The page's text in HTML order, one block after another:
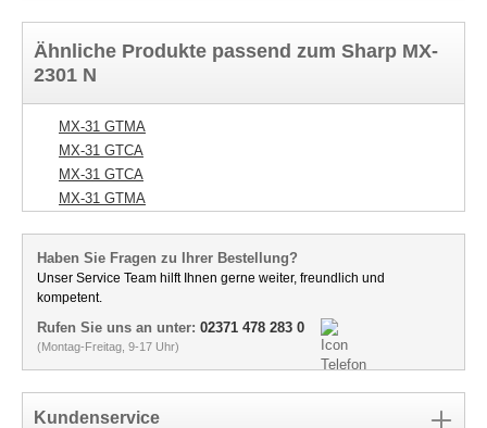
Ähnliche Produkte passend zum Sharp MX-
2301 N
MX-31 GTMA
MX-31 GTCA
MX-31 GTCA
MX-31 GTMA
Haben Sie Fragen zu Ihrer Bestellung?
Unser Service Team hilft Ihnen gerne weiter, freundlich und
kompetent.
Rufen Sie uns an unter: 02371 478 283 0
(Montag-Freitag, 9-17 Uhr)
Kundenservice